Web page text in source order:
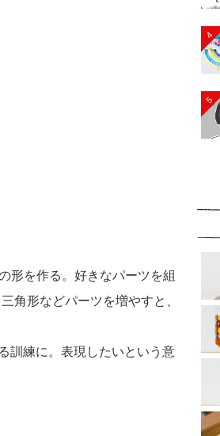
形を作る。好きなパーツを組
角形などパーツを増やすと、
訓練に。表現したいという意
4
5